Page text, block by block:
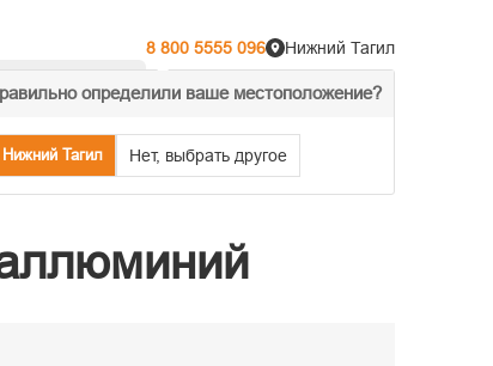
8 800 5555 096
определили ваше местоположение?
Тагил Нет, выбрать другое
Нижний Тагил
% Акции Распродажа